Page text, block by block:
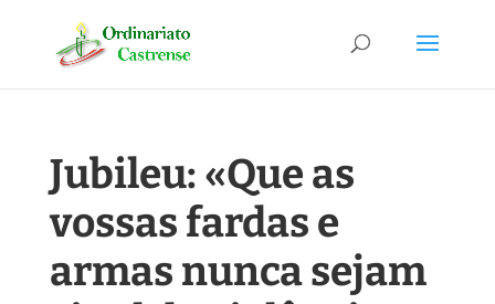
Jubileu: «Que as
vossas fardas e
armas nunca sejam